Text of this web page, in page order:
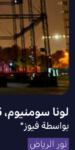
لونا سومنيوم، 2025
بواسطة فيوز*
نور الرياض